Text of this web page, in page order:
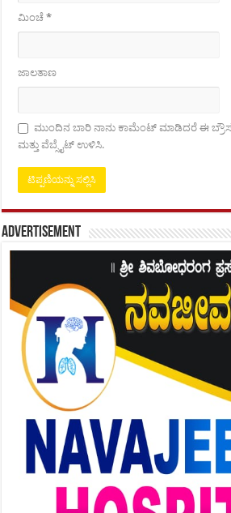
ಮಿಂಚೆ*
ಜಾಲತಾಣ
ಮುಂದಿನ ಬಾರಿ ನಾನು ಕಾಮೆಂಟ್ ಮಾಡಿದರೆ ಈ
ಮತ್ತು ವೆಬ್ಸೈಟ್ ಉಳಿಸಿ.
Advertisement